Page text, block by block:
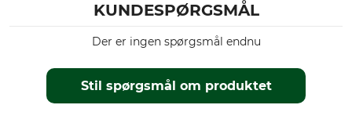
KUNDESPØRGSMÅL
Stil spørgsmål om produktet
Der er ingen spørgsmål endnu